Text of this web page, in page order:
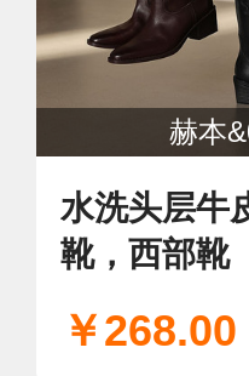
赫本
水洗头层牛
靴，西部靴
￥268.00